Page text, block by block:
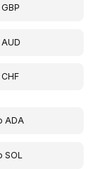
GBP
AUD
CHF
ADA
SOL